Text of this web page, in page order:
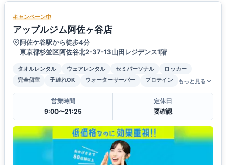
キャンペーン中
アップルジム阿佐ヶ谷店
阿佐ケ谷駅から徒歩4分
東京都杉並区阿佐谷北2-37-13山田レジデンス1階
タオルレンタル ウェアレンタル セミパーソナル
ロッカー
完全個室
子連れOK ウォーターサーバー プロテイン もっと見る
営業時間
9:00〜21:25
定休日
要確認